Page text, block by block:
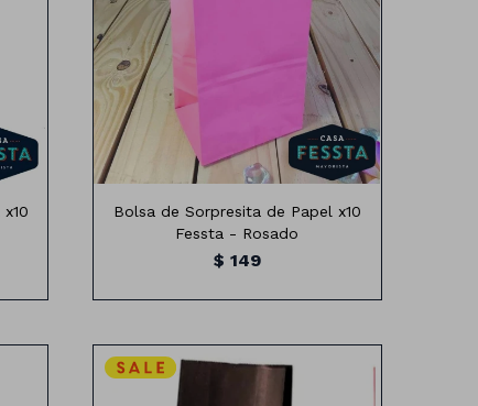
Bolsa de papel x10 unidades
Bolsa de Sorpresita de Papel x10
Fessta - Rosado
$ 149